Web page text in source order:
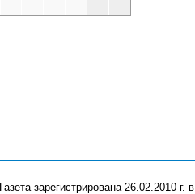
Газета зарегистрирована 26.02.2010 г. в